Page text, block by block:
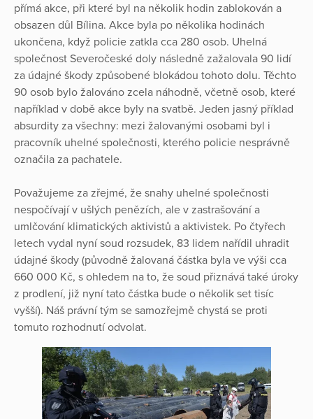
přímá akce, při které byl na několik hodin zablokován a
obsazen důl Bílina. Akce byla po několika hodinách
ukončena, když policie zatkla cca 280 osob. Uhelná
společnost Severočeské doly následně zažalovala 90 lidí
za údajné škody způsobené blokádou tohoto dolu. Těchto
90 osob bylo žalováno zcela náhodně, včetně osob, které
například v době akce byly na svatbě. Jeden jasný příklad
absurdity za všechny: mezi žalovanými osobami byl i
pracovník uhelné společnosti, kterého policie nesprávně
označila za pachatele.
Považujeme za zřejmé, že snahy uhelné společnosti
nespočívají v ušlých penězích, ale v zastrašování a
umlčování klimatických aktivistů a aktivistek. Po čtyřech
letech vydal nyní soud rozsudek, 83 lidem nařídil uhradit
údajné škody (původně žalovaná částka byla ve výši cca
660 000 Kč, s ohledem na to, že soud přiznává také úroky
z prodlení, již nyní tato částka bude o několik set tisíc
vyšší). Náš právní tým se samozřejmě chystá se proti
tomuto rozhodnutí odvolat.